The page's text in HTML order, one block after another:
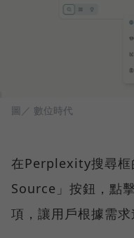
圖／ 數位時代
在Perplexity搜尋框
Source」按鈕，點
項，讓用戶根據需求